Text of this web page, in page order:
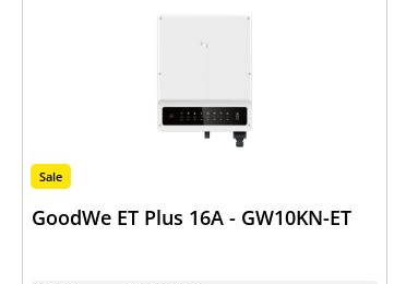
Sale
GoodWe ET Plus 16A - GW10KN-ET